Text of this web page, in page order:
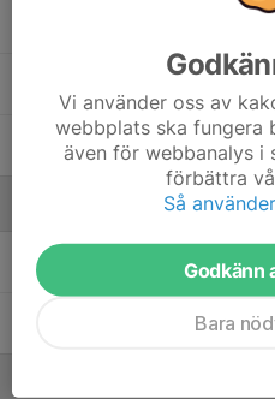
Romeo Rezapoori
Caspher WänndahlChef
Tränare
Vi använder oss av
webbplats ska fungera
även för webbanalys i
förbättra
Så
Godkänn
Bara